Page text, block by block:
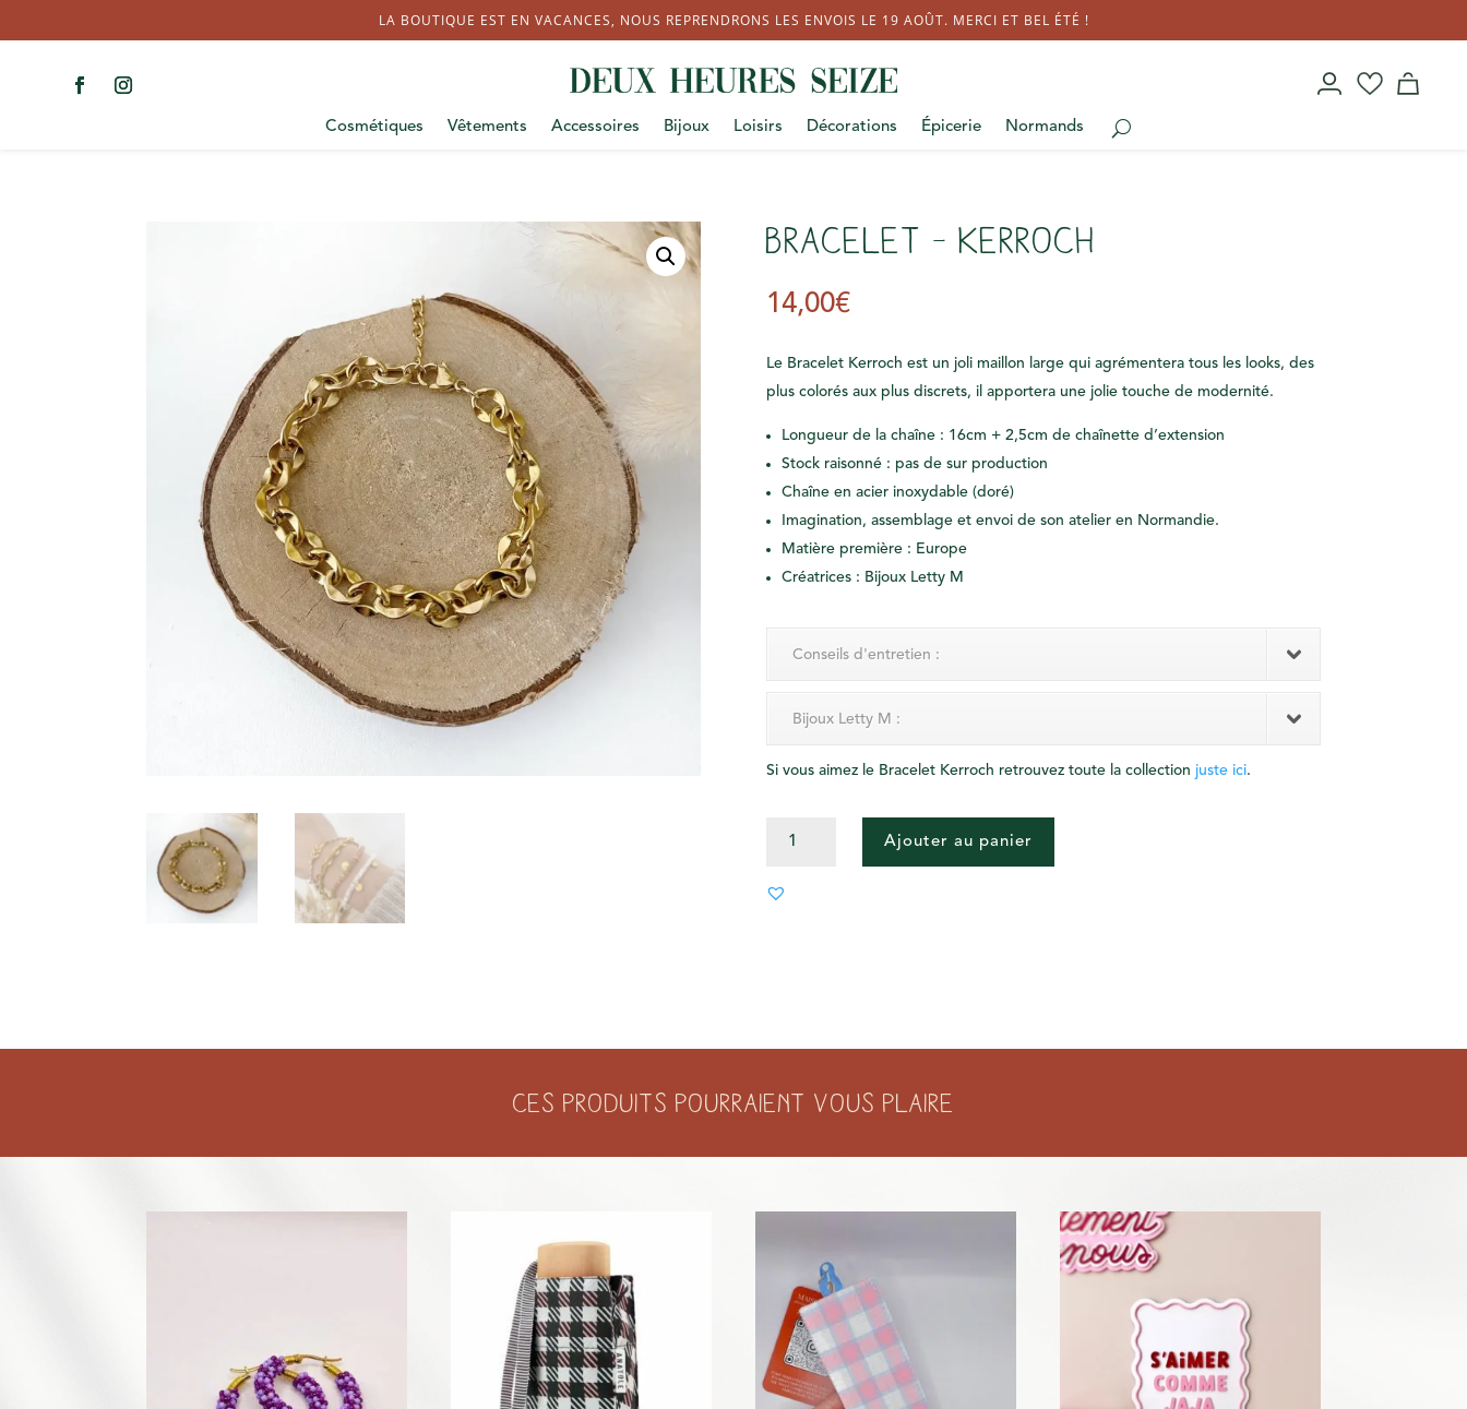
LA BOUTIQUE EST EN VACANCES, NOUS REPRENDRONS LES ENVOIS LE 19 AOÛT. MERCI ET BEL ÉTÉ !
Cosmétiques Vêtements Accessoires Bijoux Loisirs Décorations Épicerie Normands
Bracelet – Kerroch
14,00€
Le Bracelet Kerroch est un joli maillon large qui agrémentera tous les looks, des
plus colorés aux plus discrets, il apportera une jolie touche de modernité.
Longueur de la chaîne : 16cm + 2,5cm de chaînette d’extension
Stock raisonné : pas de sur production
Chaîne en acier inoxydable (doré)
Imagination, assemblage et envoi de son atelier en Normandie.
Matière première : Europe
Créatrices : Bijoux Letty M
Conseils d'entretien :
Bijoux Letty M :
Si vous aimez le Bracelet Kerroch retrouvez toute la collection juste ici.
Ajouter au panier
Ces produits pourraient vous plaire